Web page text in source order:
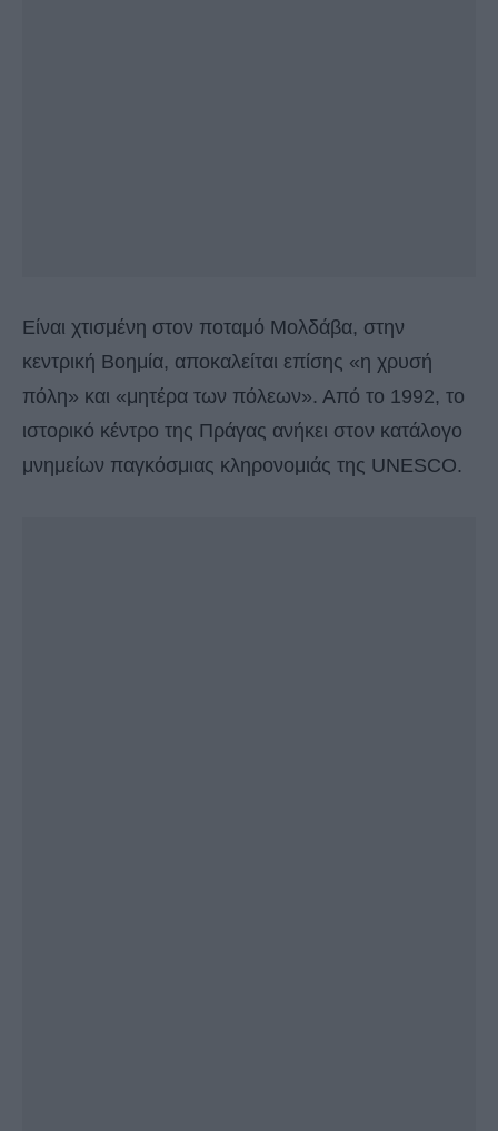
Είναι χτισμένη στον ποταμό Μολδάβα, στην
κεντρική Βοημία, αποκαλείται επίσης «η χρυσή
πόλη» και «μητέρα των πόλεων». Από το 1992, το
ιστορικό κέντρο της Πράγας ανήκει στον κατάλογο
μνημείων παγκόσμιας κληρονομιάς της UNESCO.